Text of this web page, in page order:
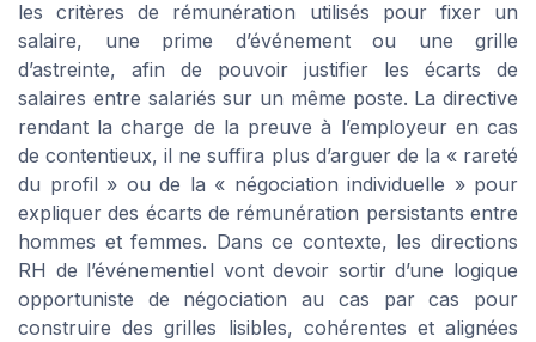
les critères de rémunération utilisés pour fixer un
salaire, une prime d’événement ou une grille
d’astreinte, afin de pouvoir justifier les écarts de
salaires entre salariés sur un même poste. La directive
rendant la charge de la preuve à l’employeur en cas
de contentieux, il ne suffira plus d’arguer de la « rareté
du profil » ou de la « négociation individuelle » pour
expliquer des écarts de rémunération persistants entre
hommes et femmes. Dans ce contexte, les directions
RH de l’événementiel vont devoir sortir d’une logique
opportuniste de négociation au cas par cas pour
construire des grilles lisibles, cohérentes et alignées